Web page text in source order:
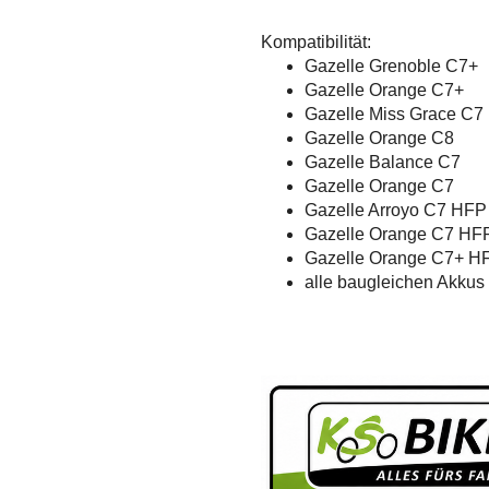
Kompatibilität:
Gazelle Grenoble C7+
Gazelle Orange C7+
Gazelle Miss Grace C7
Gazelle Orange C8
Gazelle Balance C7
Gazelle Orange C7
Gazelle Arroyo C7 HFP
Gazelle Orange C7
Gazelle Orange C7+
alle baugleichen Akkus